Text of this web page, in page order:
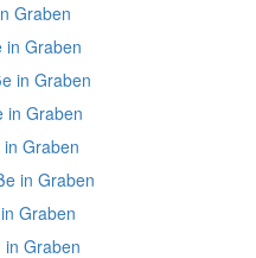
Graben
in Graben
in Graben
in Graben
Graben
in Graben
Graben
in Graben